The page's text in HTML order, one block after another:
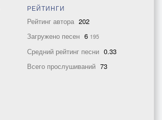
РЕЙТИНГИ
Рейтинг автора 202
Загружено песен 6 195
Средний рейтинг песни 0.33
Всего прослушиваний 73